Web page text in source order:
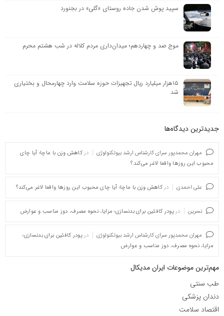
سپید پوش شدن جاده روستای «گلی» در بجنورد
موج صد و چهاردهم؛ میدان‌داری مردم کلاله در شب هشتم محرم
۱۵هزار میلیارد ریال تجهیزات حوزه سلامت وارد چهارمحال و بختیاری
شد
جدیدترین دیدگاه‌‌ها
مهران محمدپور سرای کارشناس ارشد بیوتکنولوژی در کاهش وزن با ماچا؛ آیا چای
محبوب این روزها واقعا لاغر می‌کند؟
علی احمدی در کاهش وزن با ماچا؛ آیا چای محبوب این روزها واقعا لاغر می‌کند؟
نسرین در پودر کافئین برای بدنسازی؛ مزایا، نحوه مصرف، دوز مناسب و عوارض
مهران محمدپور سرای کارشناس ارشد بیوتکنولوژی در پودر کافئین برای بدنسازی؛
مزایا، نحوه مصرف، دوز مناسب و عوارض
مهم‌ترین موضوعات ایران مدیکال
طب سنتی
دندان پزشکی
اقتصاد سلامت